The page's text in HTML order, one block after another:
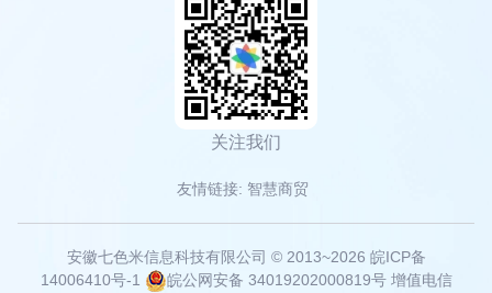
关注我们
友情链接: 智慧商贸
安徽七色米信息科技有限公司 © 2013~2026 皖ICP备
14006410号-1
皖公网安备 34019202000819号 增值电信